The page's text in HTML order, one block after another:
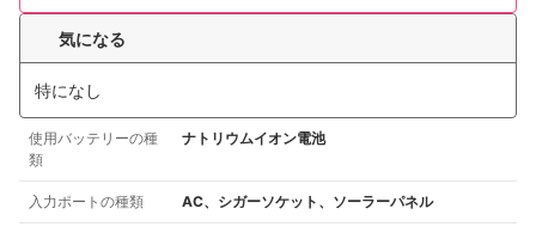
気になる
特になし
使用バッテリーの種
類
ナトリウムイオン電池
入力ポートの種類 AC、シガーソケット、ソーラーパネル